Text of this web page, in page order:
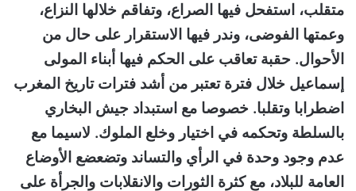
متقلب، استفحل فيها الصراع، وتفاقم خلالها النزاع،
وعمتها الفوضى، وندر فيها الاستقرار على حال من
الأحوال. حقبة تعاقب على الحكم فيها أبناء المولى
إسماعيل خلال فترة تعتبر من أشد فترات تاريخ المغرب
اضطرابا وتقلبا. خصوصا مع استبداد جيش البخاري
بالسلطة وتحكمه في اختيار وخلع الملوك. لاسيما مع
عدم وجود وحدة في الرأي والتساند وتضعضع الأوضاع
العامة للبلاد، مع كثرة الثورات والانقلابات والجرأة على